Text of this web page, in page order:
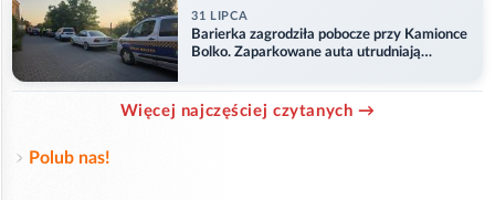
31 LIPCA
Barierka zagrodziła pobocze przy Kamionce
Bolko. Zaparkowane auta utrudniają
Więcej najczęściej czytanych →
Polub nas!